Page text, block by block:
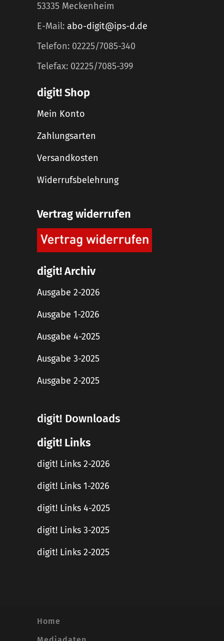
53335 Meckenheim
E-Mail: abo-digit@ips-d.de
Telefon: 02225/7085-340
Telefax: 02225/7085-399
digit! Shop
Mein Konto
Zahlungsarten
Versandkosten
Widerrufsbelehrung
Vertrag widerrufen
digit! Archiv
Ausgabe 2-2026
Ausgabe 1-2026
Ausgabe 4-2025
Ausgabe 3-2025
Ausgabe 2-2025
digit! Downloads
digit! Links
digit! Links 2-2026
digit! Links 1-2026
digit! Links 4-2025
digit! Links 3-2025
digit! Links 2-2025
Home